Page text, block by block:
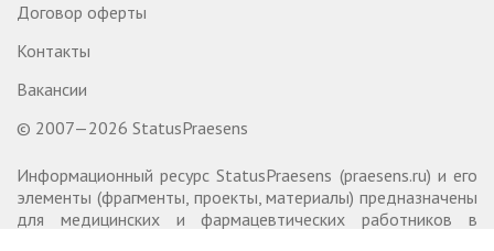
Договор оферты
Контакты
Вакансии
© 2007—2026 StatusPraesens
Информационный ресурс StatusPraesens (praesens.ru) и его
элементы (фрагменты, проекты, материалы) предназначены
для медицинских и фармацевтических работников в